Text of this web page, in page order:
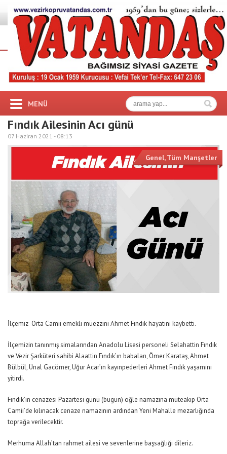
MENÜ
Fındık Ailesinin Acı günü
07 Haziran 2021 - 08:13
Genel,Tüm Manşetler
İlçemiz Orta Camii emekli müezzini Ahmet Fındık hayatını kaybetti.
İlçemizin tanınmış simalarından Anadolu Lisesi personeli Selahattin Fındık
ve Vezir Şarküteri sahibi Alaattin Fındık’ın babaları, Ömer Karataş, Ahmet
Bülbül, Ünal Gacömer, Uğur Acar’ın kayınpederleri Ahmet Fındık yaşamını
yitirdi.
Fındık’ın cenazesi Pazartesi günü (bugün) öğle namazına müteakip Orta
Camii’de kılınacak cenaze namazının ardından Yeni Mahalle mezarlığında
toprağa verilecektir.
Merhuma Allah’tan rahmet ailesi ve sevenlerine başsağlığı dileriz.